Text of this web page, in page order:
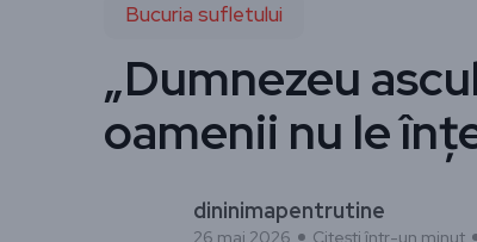
Bucuria sufletului
„Dumnezeu
oamenii nu le
dininimapentrutine
26 mai 2026 Citești într-un minut